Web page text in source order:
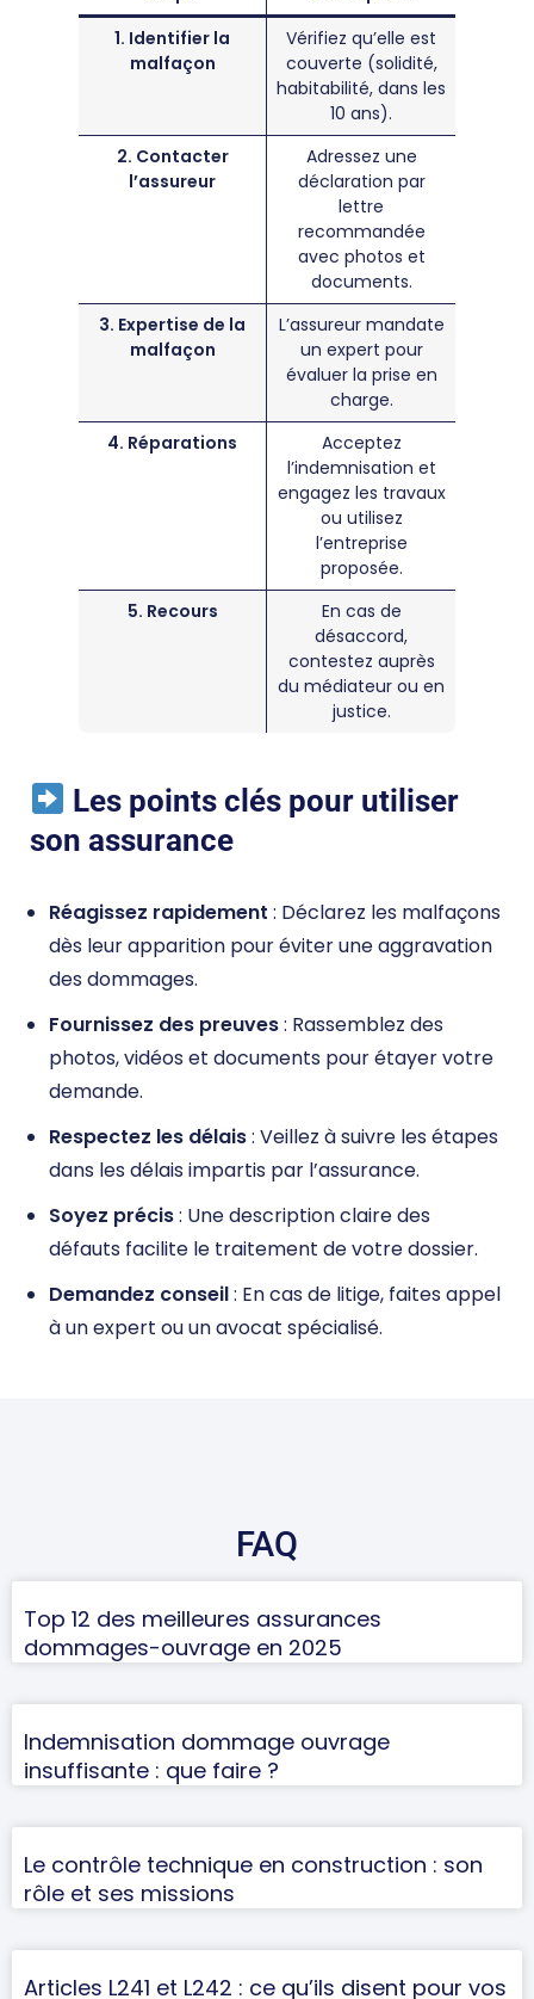
1. Identifier la
malfaçon
Vérifiez qu’elle est
couverte (solidité,
habitabilité, dans les
10 ans).
2. Contacter
l’assureur
Adressez une
déclaration par
lettre
recommandée
avec photos et
documents.
3. Expertise de la
malfaçon
L’assureur mandate
un expert pour
évaluer la prise en
charge.
4. Réparations
Acceptez
l’indemnisation et
engagez les travaux
ou utilisez
l’entreprise
proposée.
5. Recours
En cas de
désaccord,
contestez auprès
du médiateur ou en
justice.
Les points clés pour utiliser
son assurance
Réagissez rapidement : Déclarez les malfaçons
dès leur apparition pour éviter une aggravation
des dommages.
Fournissez des preuves: Rassemblez des
photos, vidéos et documents pour étayer votre
demande.
Respectez les délais: Veillez à suivre les étapes
dans les délais impartis par l’assurance.
Soyez précis: Une description claire des
défauts facilite le traitement de votre dossier.
Demandez conseil: En cas de litige, faites appel
à un expert ou un avocat spécialisé.
FAQ
Top 12 des meilleures assurances
dommages-ouvrage en 2025
Indemnisation dommage ouvrage
insuffisante : que faire ?
Le contrôle technique en construction : son
rôle et ses missions
Articles L241 et L242 : ce qu’ils disent pour vos